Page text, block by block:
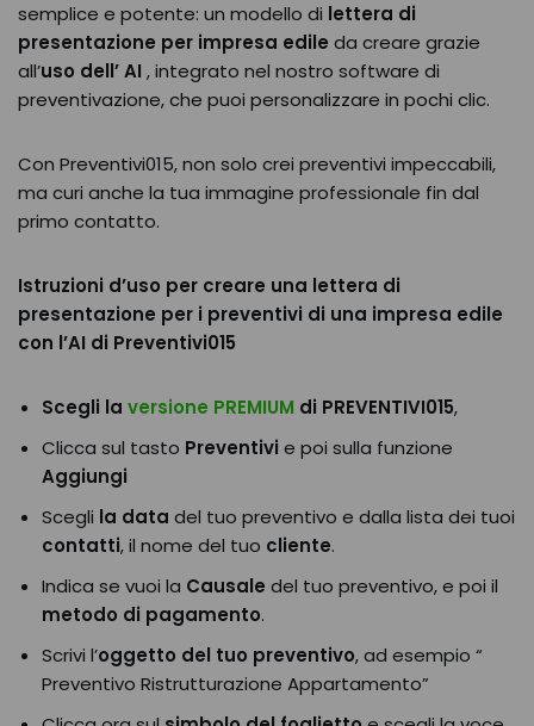
semplice e potente: un modello di lettera di
presentazione per impresa edile da creare grazie
all’uso dell’ AI , integrato nel nostro software di
preventivazione, che puoi personalizzare in pochi clic.
Con Preventivi015, non solo crei preventivi impeccabili,
ma curi anche la tua immagine professionale fin dal
primo contatto.
Istruzioni d’uso per creare una lettera di
presentazione per i preventivi di una impresa edile
con l’AI di Preventivi015
Scegli la versione PREMIUM di PREVENTIVI015,
Clicca sul tasto Preventivi e poi sulla funzione
Aggiungi
Scegli la data del tuo preventivo e dalla lista dei tuoi
contatti, il nome del tuo cliente.
Indica se vuoi la Causale del tuo preventivo, e poi il
metodo di pagamento.
Scrivi l’oggetto del tuo preventivo, ad esempio “
Preventivo Ristrutturazione Appartamento”